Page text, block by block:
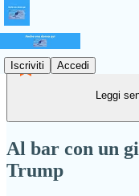
Iscriviti Accedi
Leggi
Al bar con un
Trump